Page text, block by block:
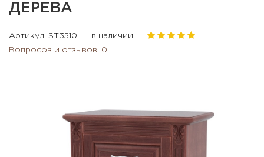
ДЕРЕВА
Артикул: ST3510
в наличии
Вопросов и отзывов: 0